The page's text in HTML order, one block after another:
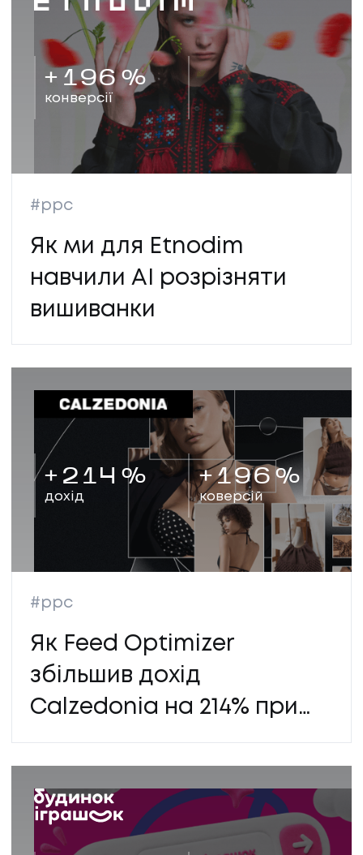
+ 196%
конверсії
#ppc
Як ми для Etnodim
навчили AI розрізняти
вишиванки
+ 214 %
дохід
+196 %
коверсій
#ppc
Як Feed Optimizer
збільшив дохід
Calzedonia на 214% при
зростанні витрат лише
на 2%